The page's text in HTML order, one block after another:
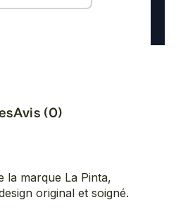
Avis (0)
la marque La Pinta,
original et soigné.